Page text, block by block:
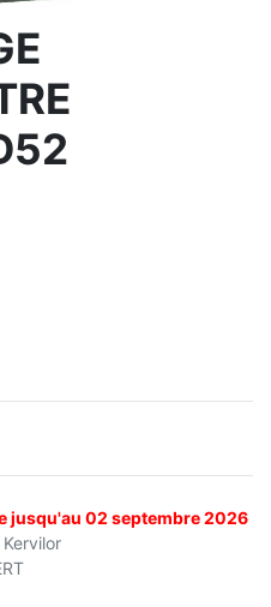
jusqu'au 02 septembre 2026